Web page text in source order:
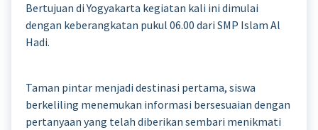
Bertujuan di Yogyakarta kegiatan kali ini dimulai
dengan keberangkatan pukul 06.00 dari SMP Islam Al
Hadi.
Taman pintar menjadi destinasi pertama, siswa
berkeliling menemukan informasi bersesuaian dengan
pertanyaan yang telah diberikan sembari menikmati